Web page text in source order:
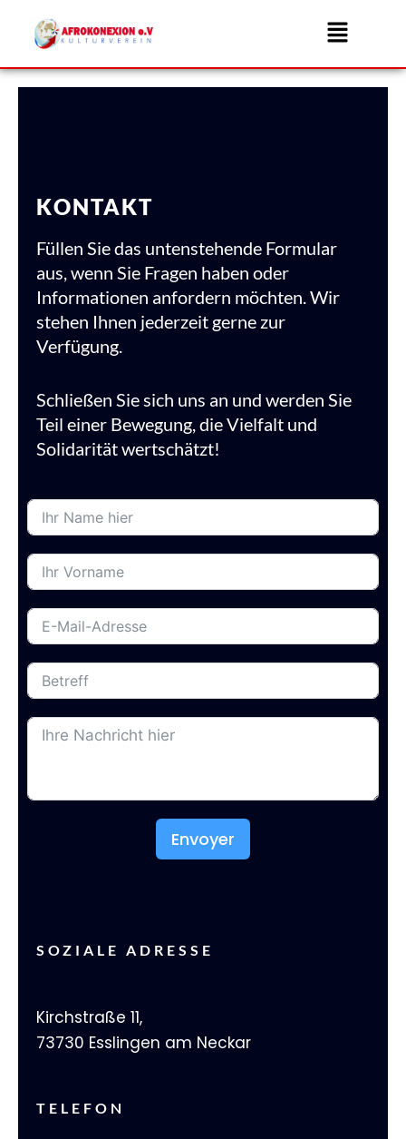
Inhalt
springen
Menü
KONTAKT
Füllen Sie das untenstehende Formular
aus, wenn Sie Fragen haben oder
Informationen anfordern möchten. Wir
stehen Ihnen jederzeit gerne zur
Verfügung.
Schließen Sie sich uns an und werden Sie
Teil einer Bewegung, die Vielfalt und
Solidarität wertschätzt!
Envoyer
SOZIALE ADRESSE
Kirchstraße 11,
73730 Esslingen am Neckar
TELEFON